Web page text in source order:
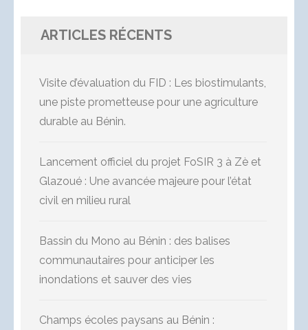
ARTICLES RÉCENTS
Visite d’évaluation du FID : Les biostimulants,
une piste prometteuse pour une agriculture
durable au Bénin.
Lancement officiel du projet FoSIR 3 à Zè et
Glazoué : Une avancée majeure pour l’état
civil en milieu rural
Bassin du Mono au Bénin : des balises
communautaires pour anticiper les
inondations et sauver des vies
Champs écoles paysans au Bénin :